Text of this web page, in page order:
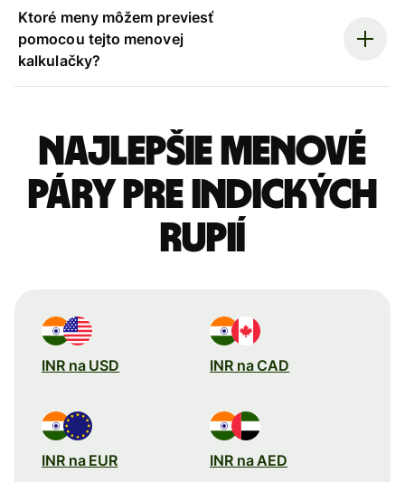
Ktoré meny môžem previesť
pomocou tejto menovej
kalkulačky?
Najlepšie menové
páry pre Indických
rupií
INR na USD INR na CAD
INR na EUR INR na AED